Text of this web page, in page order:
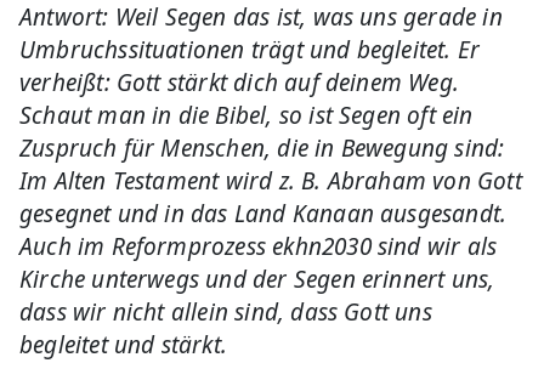
Antwort: Weil Segen das ist, was uns gerade in
Umbruchssituationen trägt und begleitet. Er
verheißt: Gott stärkt dich auf deinem Weg.
Schaut man in die Bibel, so ist Segen oft ein
Zuspruch für Menschen, die in Bewegung sind:
Im Alten Testament wird z. B. Abraham von Gott
gesegnet und in das Land Kanaan ausgesandt.
Auch im Reformprozess ekhn2030 sind wir als
Kirche unterwegs und der Segen erinnert uns,
dass wir nicht allein sind, dass Gott uns
begleitet und stärkt.